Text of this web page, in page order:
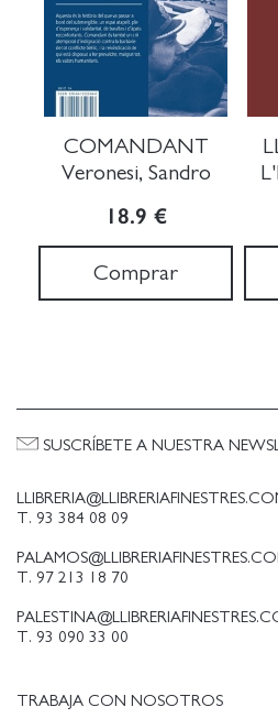
COMANDANT
Veronesi, Sandro
18.9 €
Comprar
T. 93 384 08 09
T. 97 213 18 70
T. 93 090 33 00
TRABAJA CON NOSOTROS
SUSCRÍBETE A NUESTRA